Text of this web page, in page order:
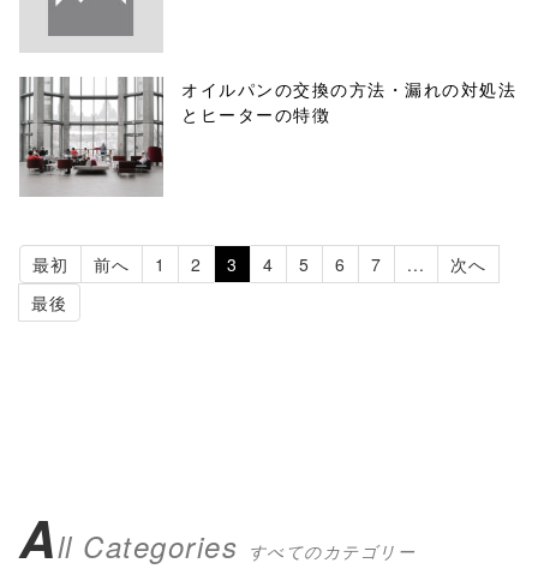
オイルパンの交換の方法・漏れの対処法
とヒーターの特徴
最初 前へ 1 2 3 4 5 6 7 ...
次へ
最後
All Categories すべてのカテゴリー